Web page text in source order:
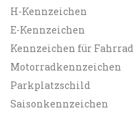
H-Kennzeichen
E-Kennzeichen
Kennzeichen für
Motorradkennzeichen
Parkplatzschild
Saisonkennzeichen